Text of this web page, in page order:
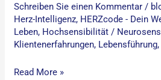
Schreiben Sie einen Kommentar /
Herz-Intelligenz, HERZcode - Dein
Leben, Hochsensibilität /
Klientenerfahrungen, Lebensführung
Read More »